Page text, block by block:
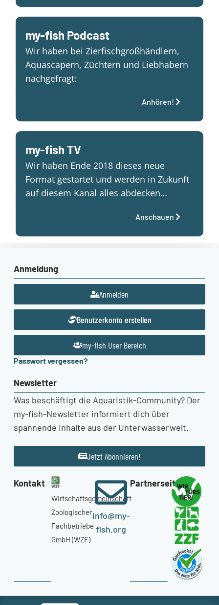
my-fish Podcast
Wir haben bei Zierfischgroßhändlern,
Aquascapern, Züchtern und Liebhabern
nachgefragt:
Anhören!
my-fish TV
Wir haben Ende 2018 dieses neue
Format gestartet und werden in Zukunft
auf diesem Kanal alles abdecken…
Anschauen
Anmeldung
Anmelden
Benutzerkonto erstellen
my-fish User Bereich
Passwort vergessen?
Newsletter
Was beschäftigt die Aquaristik-Community? Der
my-fish-Newsletter informiert dich über
spannende Inhalte aus der Unterwasserwelt.
Jetzt Abonnieren!
Kontakt
Wirtschaftsgemeinschaft
Zoologischer
Fachbetriebe
GmbH (WZF)
info@my-
fish.org
Partnerseiten